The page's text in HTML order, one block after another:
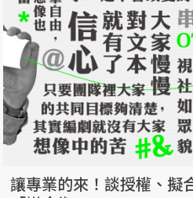
讓專業的來！談授權、